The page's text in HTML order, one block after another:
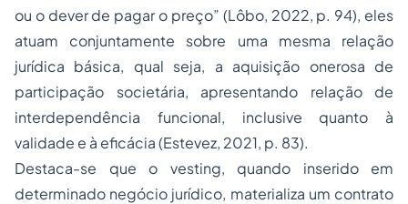
ou o dever de pagar o preço” (Lôbo, 2022, p. 94), eles
atuam conjuntamente sobre uma mesma relação
jurídica básica, qual seja, a aquisição onerosa de
participação societária, apresentando relação de
interdependência funcional, inclusive quanto à
validade e à eficácia (Estevez, 2021, p. 83).
Destaca-se que o vesting, quando inserido em
determinado negócio jurídico, materializa um contrato